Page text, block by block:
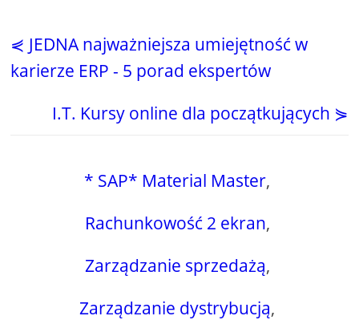
⋞ JEDNA najważniejsza umiejętność w
karierze ERP - 5 porad ekspertów
I.T. Kursy online dla początkujących ⋟
* SAP* Material Master,
Rachunkowość 2 ekran,
Zarządzanie sprzedażą,
Zarządzanie dystrybucją,